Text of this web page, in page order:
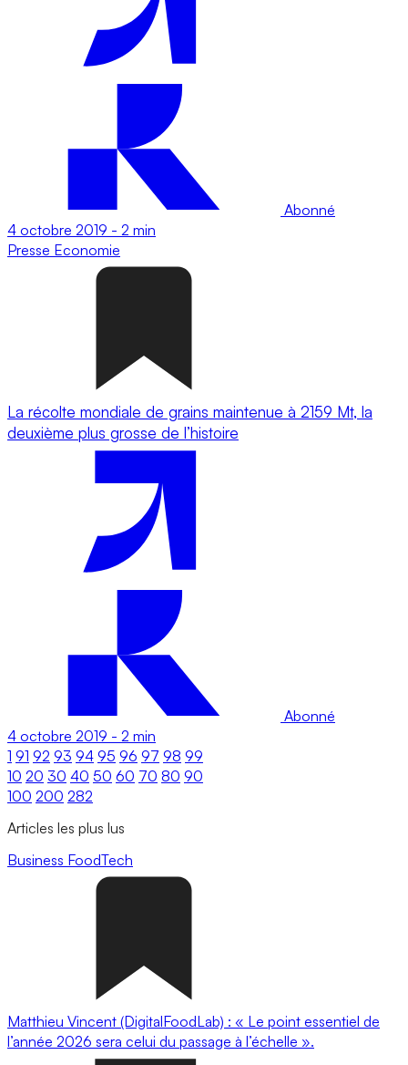
Abonné
4 octobre 2019 - 2 min
Presse Economie
La récolte mondiale de grains maintenue à 2159 Mt, la
deuxième plus grosse de l’histoire
Abonné
4 octobre 2019 - 2 min
1 91 92 93 94 95 96 97 98 99
10 20 30 40 50 60 70 80 90
100 200 282
Articles les plus lus
Business FoodTech
Matthieu Vincent (DigitalFoodLab) : « Le point essentiel de
l’année 2026 sera celui du passage à l’échelle ».